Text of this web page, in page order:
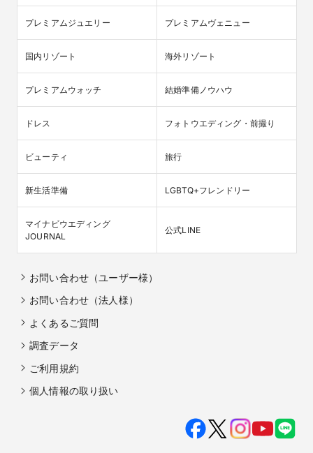
プレミアムジュエリー プレミアムヴェニュー
国内リゾート 海外リゾート
プレミアムウォッチ 結婚準備ノウハウ
ドレス フォトウエディング・前撮り
ビューティ 旅行
新生活準備 LGBTQ+フレンドリー
マイナビウエディング
JOURNAL
公式LINE
お問い合わせ（ユーザー様）
お問い合わせ（法人様）
よくあるご質問
調査データ
ご利用規約
個人情報の取り扱い